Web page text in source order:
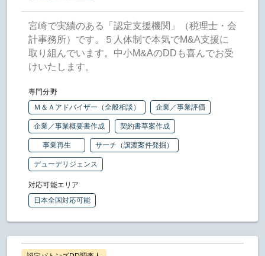
宮崎で実績のある「認定支援機関」（税理士・会
計事務所）です。５人体制で本気でM&A支援に
取り組んでいます。中小M&AのDDも喜んでお受
けいたします。
専門分野
Ｍ＆Ａアドバイザー（全般相談）
企業／事業評価
企業／事業概要書作成 契約書草案作成
事業再生 サーチ（譲渡案件発掘）
デューデリジェンス
対応可能エリア
日本全国対応可能